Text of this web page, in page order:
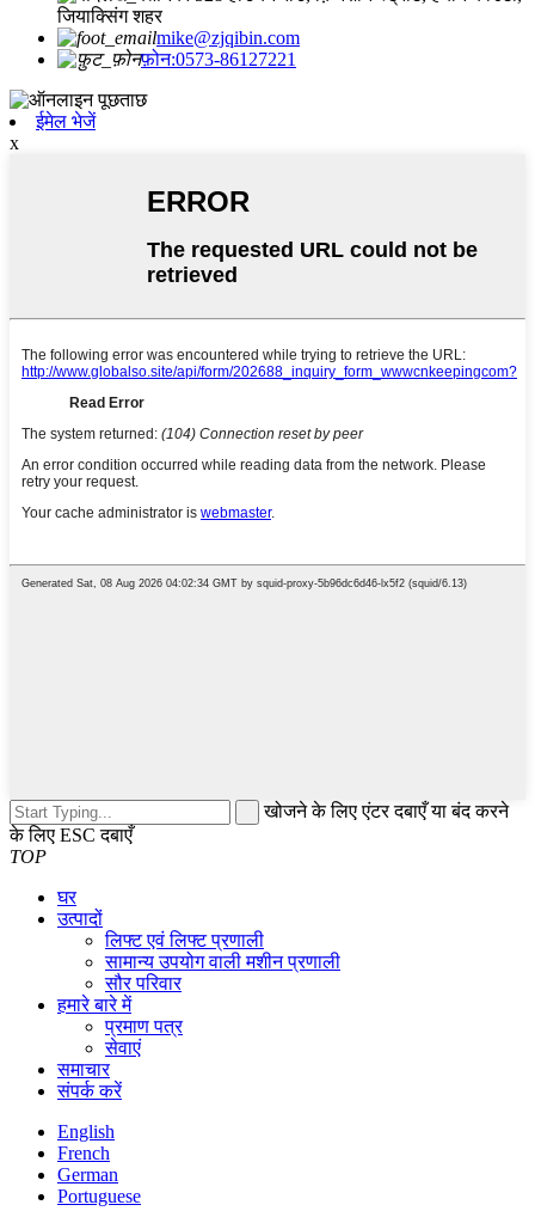
जियाक्सिंग शहर
mike@zjqibin.com
फ़ोन:0573-86127221
ईमेल भेजें
x
खोजने के लिए एंटर दबाएँ या बंद करने
के लिए ESC दबाएँ
TOP
घर
उत्पादों
लिफ्ट एवं लिफ्ट प्रणाली
सामान्य उपयोग वाली मशीन प्रणाली
सौर परिवार
हमारे बारे में
प्रमाण पत्र
सेवाएं
समाचार
संपर्क करें
English
French
German
Portuguese